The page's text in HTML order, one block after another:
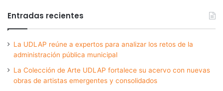
Entradas recientes
La UDLAP reúne a expertos para analizar los retos de la
administración pública municipal
La Colección de Arte UDLAP fortalece su acervo con nuevas
obras de artistas emergentes y consolidados